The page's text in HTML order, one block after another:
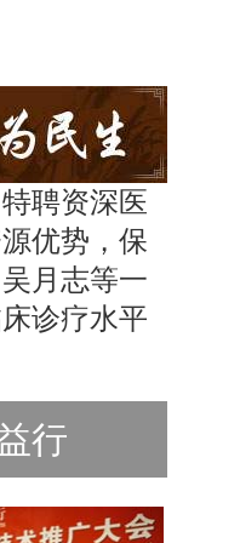
聘资深医
优势，保
月志等一
诊疗水平
行